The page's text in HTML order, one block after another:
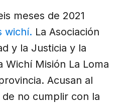
meses de 2021
wichí. La Asociación
y la Justicia y la
Wichí Misión La Loma
Acusan al
no cumplir con la